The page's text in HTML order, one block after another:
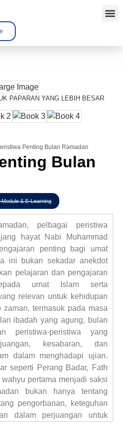
PAPARAN YANG LEBIH BESAR
Penting Bulan Ramadan
Bulan
Module & E-Learning
pelbagai peristiwa
hayat Nabi Muhammad
penting bagi umat
ini bukan sekadar anekdot
pelajaran dan pengajaran
umat Islam serta
relevan untuk kehidupan
termasuk pada masa
ibadah yang agung, bulan
peristiwa-peristiwa yang
kesabaran, dan
dalam menghadapi ujian.
seperti Perang Badar, Fath
pertama menjadi saksi
bukan hanya tentang
pengorbanan, keteguhan
dalam perjuangan untuk